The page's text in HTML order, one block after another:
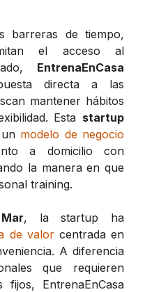
barreras de tiempo,
el acceso al
EntrenaEnCasa
directa a las
mantener hábitos
Esta startup
modelo de negocio
a domicilio con
la manera en que
training.
, la startup ha
de valorcentrada en
A diferencia
que requieren
EntrenaEnCasa